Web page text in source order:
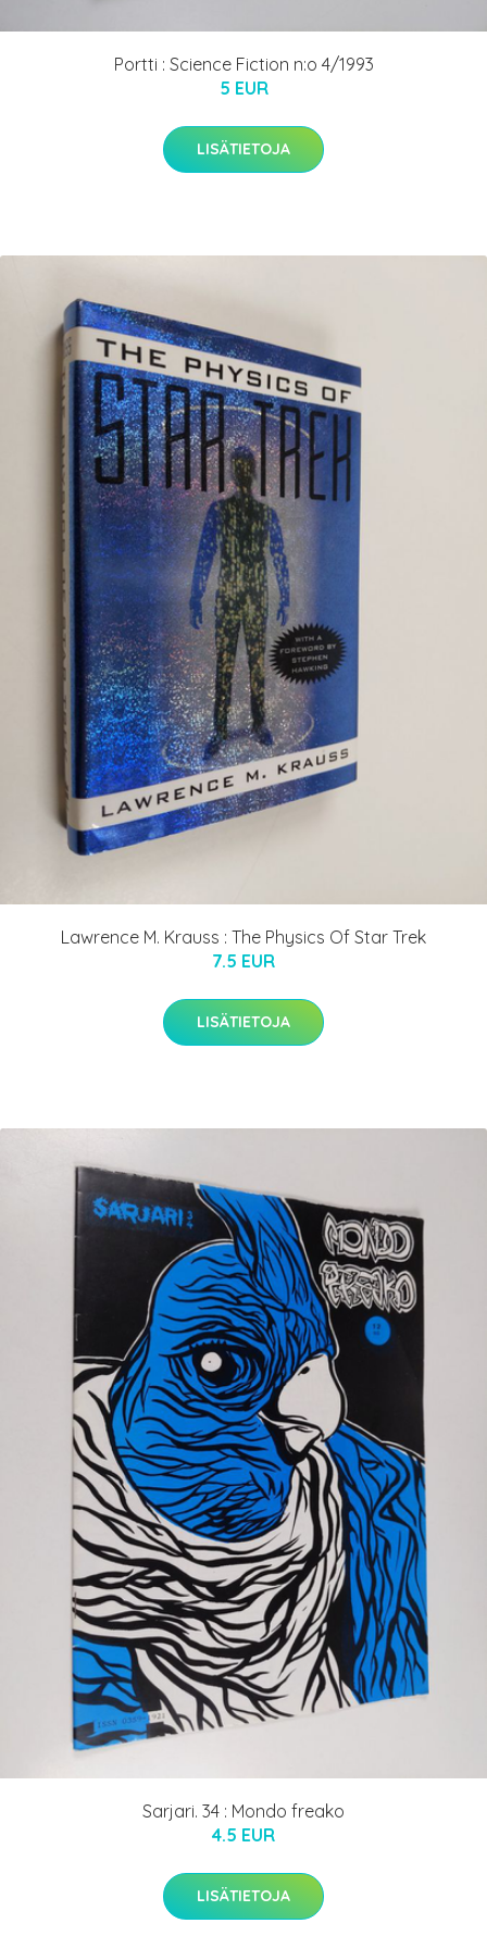
Portti : Science Fiction n:o 4/1993
5 EUR
LISÄTIETOJA
Lawrence M. Krauss : The Physics Of Star Trek
7.5 EUR
LISÄTIETOJA
Sarjari. 34 : Mondo freako
4.5 EUR
LISÄTIETOJA